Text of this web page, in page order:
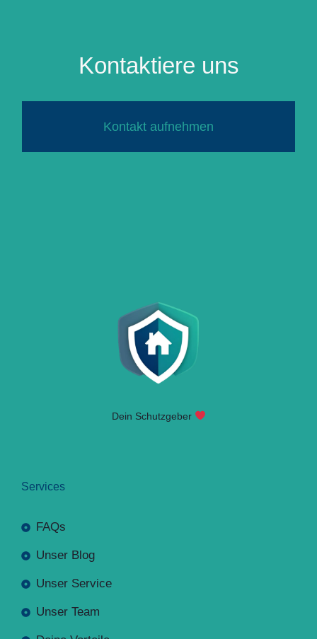
Kontaktiere uns
Kontakt aufnehmen
Dein Schutzgeber
Services
FAQs
Unser Blog
Unser Service
Unser Team